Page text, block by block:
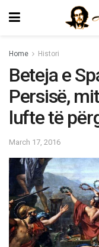
Home Histori
Beteja e
Persisë,
lufte të
March 17, 2016